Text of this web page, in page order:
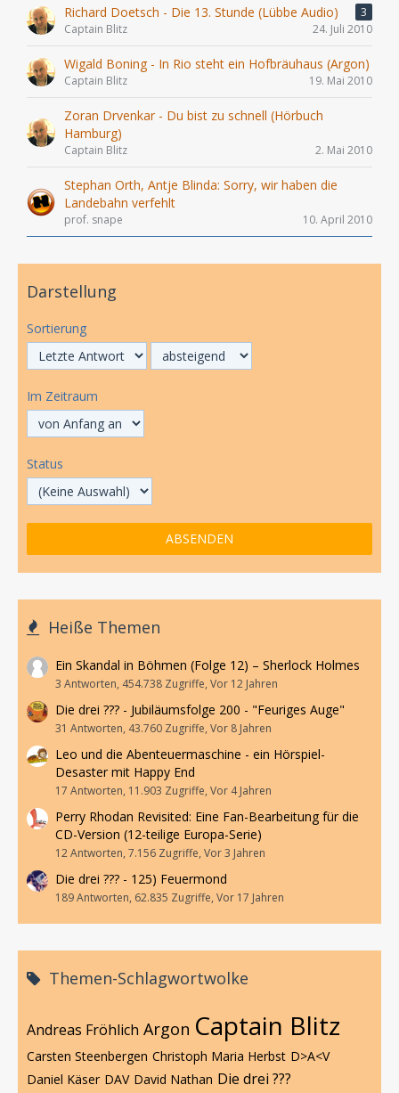
Richard Doetsch - Die 13. Stunde (Lübbe Audio)
3
Captain Blitz
24. Juli 2010
Wigald Boning - In Rio steht ein Hofbräuhaus (Argon)
Captain Blitz 19. Mai 2010
Zoran Drvenkar - Du bist zu schnell (Hörbuch
Hamburg)
Captain Blitz 2. Mai 2010
Stephan Orth, Antje Blinda: Sorry, wir haben die
Landebahn verfehlt
prof. snape 10. April 2010
Darstellung
Sortierung
Im Zeitraum
Status
Heiße Themen
Ein Skandal in Böhmen (Folge 12) – Sherlock Holmes
3 Antworten, 454.738 Zugriffe, Vor 12 Jahren
Die drei ??? - Jubiläumsfolge 200 - "Feuriges Auge"
31 Antworten, 43.760 Zugriffe, Vor 8 Jahren
Leo und die Abenteuermaschine - ein Hörspiel-
Desaster mit Happy End
17 Antworten, 11.903 Zugriffe, Vor 4 Jahren
Perry Rhodan Revisited: Eine Fan-Bearbeitung für die
CD-Version (12-teilige Europa-Serie)
12 Antworten, 7.156 Zugriffe, Vor 3 Jahren
Die drei ??? - 125) Feuermond
189 Antworten, 62.835 Zugriffe, Vor 17 Jahren
Themen-Schlagwortwolke
Andreas Fröhlich Argon Captain Blitz
Carsten Steenbergen Christoph Maria Herbst D>A<V
Daniel Käser DAV David Nathan Die drei ???